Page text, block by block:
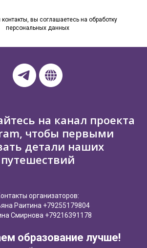
вы соглашаетесь на обработку
персональных данных
на канал проекта
чтобы первыми
детали наших
путешествий
организаторов:
Раитина +79255179804
Смирнова +79216391178
образование лучше!